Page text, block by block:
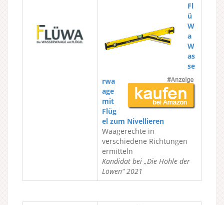
Fl
ü
W
a
W
as
se
rwa
age
mit
Flüg
el zum Nivellieren
Waagerechte in
verschiedene Richtungen
ermitteln
Kandidat bei „Die Höhle der
Löwen“ 2021